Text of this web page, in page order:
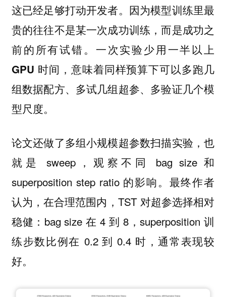
这已经足够打动开发者。因为模型训练里最
贵的往往不是某一次成功训练，而是成功之
前的所有试错。 一次实验少用一半以上
GPU 时间，意味着同样预算下可以多跑几
组数据配方、多试几组超参、多验证几个模
型尺度。
论文还做了多组小规模超参数扫描实验，也
就是 sweep，观察不同 bag size 和
superposition step ratio 的影响。最终作者
认为，在合理范围内，TST 对超参选择相对
稳健：bag size 在 4 到 8，superposition 训
练步数比例在 0.2 到 0.4 时，通常表现较
好。